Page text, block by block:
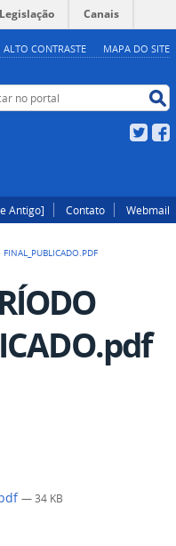
ALTO CONTRASTE MAPA DO SITE
Legislação Canais
no portal
Twitter
Antigo] Contato Webmail
— 34 KB